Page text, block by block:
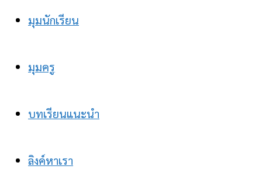
มุมนักเรียน
มุมครู
บทเรียนแนะนำ
ลิงค์หาเรา